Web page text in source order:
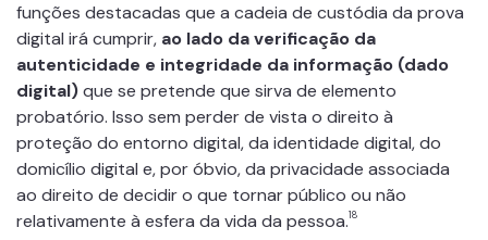
funções destacadas que a cadeia de custódia da prova
digital irá cumprir, ao lado da verificação da
autenticidade e integridade da informação (dado
digital)que se pretende que sirva de elemento
probatório. Isso sem perder de vista o direito à
proteção do entorno digital, da identidade digital, do
domicílio digital e, por óbvio, da privacidade associada
ao direito de decidir o que tornar público ou não
relativamente à esfera da vida da pessoa.18